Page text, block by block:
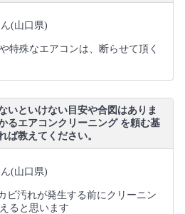
ん(山口県)
特殊なエアコンは、断らせて頂く
いといけない目安や合図はありま
るエアコンクリーニング を頼む基
ば教えてください。
ん(山口県)
ビ汚れが発生する前にクリーニン
ると思います